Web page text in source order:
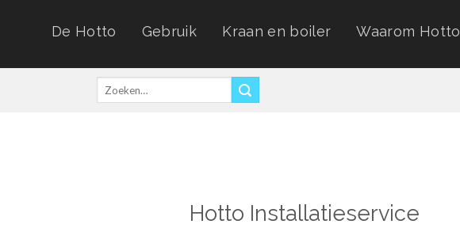
De Hotto Gebruik Kraan en boiler Waarom Hotto
Zoeken
Hotto Installatieservice